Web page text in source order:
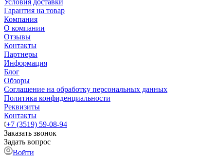
Условия доставки
Гарантия на товар
Компания
О компании
Отзывы
Контакты
Партнеры
Информация
Блог
Обзоры
Соглашение на обработку персональных данных
Политика конфиденциальности
Реквизиты
Контакты
+7 (3519) 59-08-94
Заказать звонок
Задать вопрос
Войти